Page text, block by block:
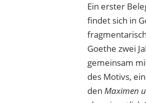
Ein erster
findet sich in
Goethe zwei
gemeinsam
des Motivs,
den Maximen